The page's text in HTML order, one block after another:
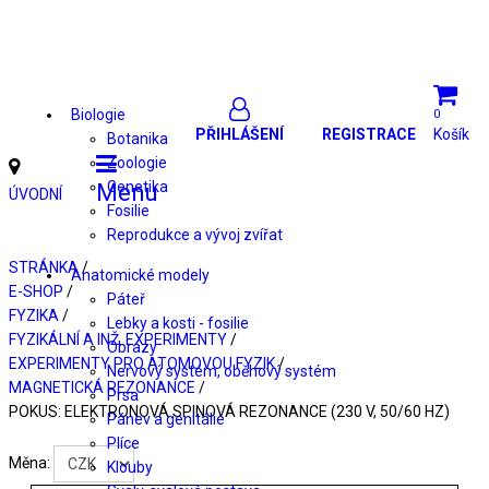
0
Košík
PŘIHLÁŠENÍ REGISTRACE
Biologie
Botanika
Zoologie
Genetika
Fosilie
Reprodukce a vývoj zvířat
Anatomické modely
Páteř
Lebky a kosti - fosilie
Obrazy
Nervový systém, oběhový systém
Prsa
Pánev a genitálie
Plíce
Klouby
Menu
ÚVODNÍ
STRÁNKA/
E-SHOP /
FYZIKA /
FYZIKÁLNÍ A INŽ. EXPERIMENTY/
EXPERIMENTY PRO ATOMOVOU FYZIK/
MAGNETICKÁ REZONANCE /
POKUS: ELEKTRONOVÁ SPINOVÁ REZONANCE (230 V, 50/60 HZ)
Měna: